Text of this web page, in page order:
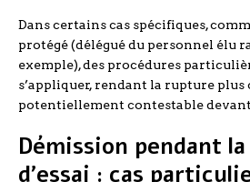
Dans certains cas spécifiques,
protégé (délégué du personnel élu
exemple), des procédures
s’appliquer, rendant la rupture plus
potentiellement contestable
Démission pendant
d’essai : cas